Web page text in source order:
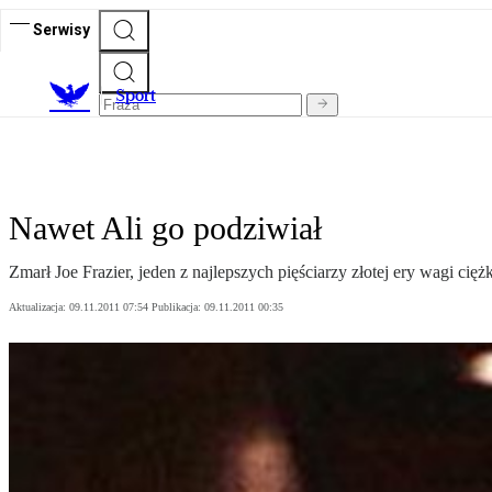
Serwisy
Sport
Nawet Ali go podziwiał
Zmarł Joe Frazier, jeden z najlepszych pięściarzy złotej ery wagi
Aktualizacja: 09.11.2011 07:54 Publikacja: 09.11.2011 00:35